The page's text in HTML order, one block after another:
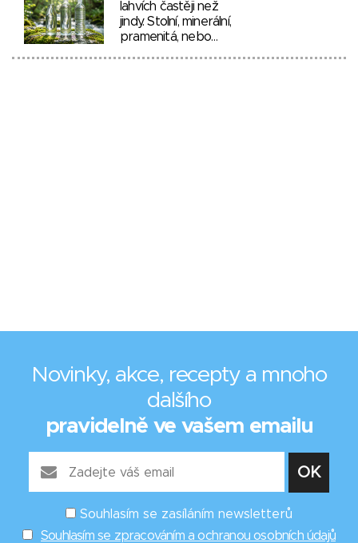
lahvích častěji než
jindy. Stolní, minerální,
pramenitá, nebo…
Novinky, akce, recepty a mnoho
dalšího
pravidelně ve vašem emailu
Souhlasím se zasíláním newsletterů
Souhlasím se zpracováním a ochranou osobních údajů